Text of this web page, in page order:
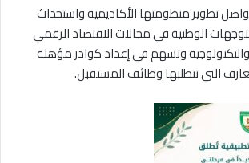
تطوير منظومتها الأكاديمية واستحداث
الوطنية في مجالات الاقتصاد الرقمي
والتكنولوجية وتسهم في إعداد كوادر مؤهلة
التي تتطلبها وظائف المستقبل.